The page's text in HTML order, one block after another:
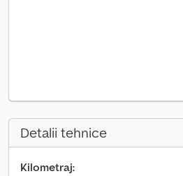
Detalii tehnice
Kilometraj: